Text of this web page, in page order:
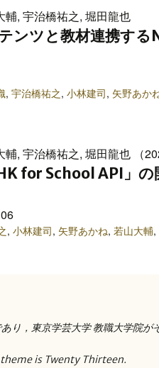
輔, 宇治橋祐之, 堀田龍也
ンツと教材連携す
, 宇治橋祐之, 小林建司, 矢野あか
, 宇治橋祐之, 堀田龍也 （
for School API」
, 小林建司, 矢野あかね, 若山大輔,
，東京学芸大学 教職大学院が
is Twenty Thirteen.